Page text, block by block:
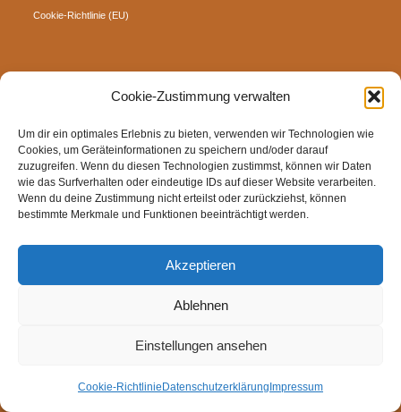
Cookie-Zustimmung verwalten
Um dir ein optimales Erlebnis zu bieten, verwenden wir Technologien wie
Cookies, um Geräteinformationen zu speichern und/oder darauf
zuzugreifen. Wenn du diesen Technologien zustimmst, können wir Daten
wie das Surfverhalten oder eindeutige IDs auf dieser Website verarbeiten.
Wenn du deine Zustimmung nicht erteilst oder zurückziehst, können
bestimmte Merkmale und Funktionen beeinträchtigt werden.
Akzeptieren
Ablehnen
Einstellungen ansehen
Cookie-Richtlinie Datenschutzerklärung Impressum
Cookie-Richtlinie (EU)